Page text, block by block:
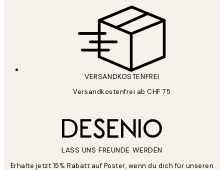
VERSANDKOSTENFREI
Versandkostenfrei ab CHF 75
LASS UNS FREUNDE WERDEN
Erhalte jetzt 15% Rabatt auf Poster, wenn du dich für unseren